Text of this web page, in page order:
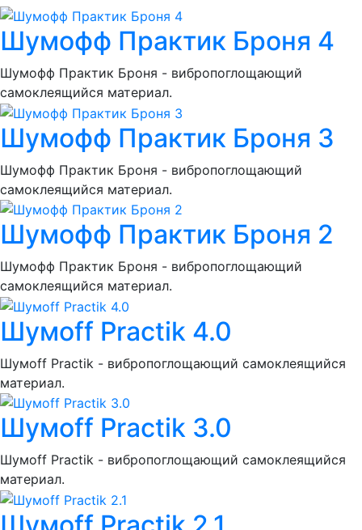
Шумoфф Практик Броня 4
Шумoфф Практик Броня - вибропоглощающий
самоклеящийся материал.
Шумoфф Практик Броня 3
Шумoфф Практик Броня - вибропоглощающий
самоклеящийся материал.
Шумoфф Практик Броня 2
Шумoфф Практик Броня - вибропоглощающий
самоклеящийся материал.
Шумoff Practik 4.0
Шумоff Practik - вибропоглощающий самоклеящийся
материал.
Шумoff Practik 3.0
Шумоff Practik - вибропоглощающий самоклеящийся
материал.